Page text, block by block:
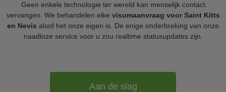
Geen enkele technologie ter wereld kan menselijk contact
vervangen. We behandelen elke visumaanvraag voor Saint Kitts
en Nevis alsof het onze eigen is. De enige onderbreking van onze
naadloze service voor u zou realtime statusupdates zijn.
Aan de slag